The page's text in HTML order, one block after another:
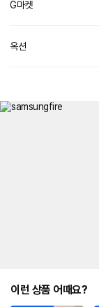
G마켓
옥션
이런 상품 어때요?